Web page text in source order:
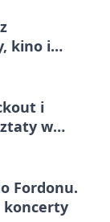
kino i
i
w
Fordonu.
koncerty